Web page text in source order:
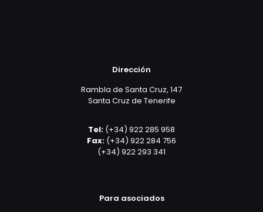
Dirección
Rambla de Santa Cruz, 147
Santa Cruz de Tenerife
Tel: (+34) 922 285 958
Fax: (+34) 922 284 756
(+34) 922 293 341
Para asociados